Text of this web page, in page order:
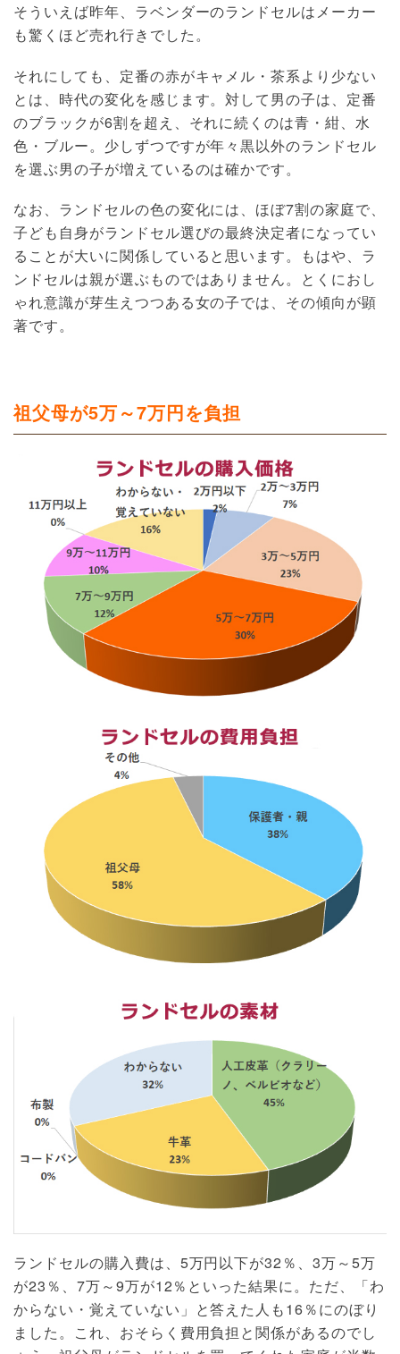
そういえば昨年、ラベンダーのランドセルはメーカー
も驚くほど売れ行きでした。
それにしても、定番の赤がキャメル・茶系より少ない
とは、時代の変化を感じます。対して男の子は、定番
のブラックが6割を超え、それに続くのは青・紺、水
色・ブルー。少しずつですが年々黒以外のランドセル
を選ぶ男の子が増えているのは確かです。
なお、ランドセルの色の変化には、ほぼ7割の家庭で、
子ども自身がランドセル選びの最終決定者になってい
ることが大いに関係していると思います。もはや、ラ
ンドセルは親が選ぶものではありません。とくにおし
ゃれ意識が芽生えつつある女の子では、その傾向が顕
著です。
祖父母が5万～7万円を負担
ランドセルの購入費は、5万円以下が32％、3万～5万
が23％、7万～9万が12％といった結果に。ただ、「わ
からない・覚えていない」と答えた人も16％にのぼり
ました。これ、おそらく費用負担と関係があるのでし